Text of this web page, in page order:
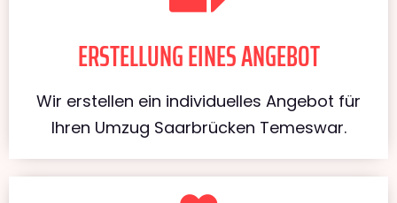
ERSTELLUNG EINES ANGEBOT
Wir erstellen ein individuelles Angebot für
Ihren Umzug Saarbrücken Temeswar.